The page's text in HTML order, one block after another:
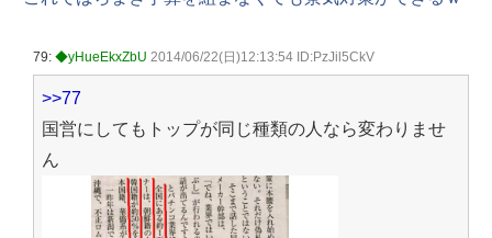
79: ◆yHueEkxZbU 2014/06/22(日)12:13:54 ID:PzJil5CkV
>>77
国営にしてもトップが同じ種類の人なら変わりませ
ん